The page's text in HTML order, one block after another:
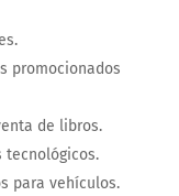
promocionados
de libros.
tecnológicos.
para vehículos.